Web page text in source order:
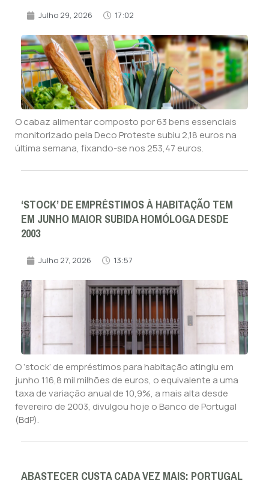
Julho 29, 2026 17:02
O cabaz alimentar composto por 63 bens essenciais
monitorizado pela Deco Proteste subiu 2,18 euros na
última semana, fixando-se nos 253,47 euros.
‘STOCK’ DE EMPRÉSTIMOS À HABITAÇÃO TEM
EM JUNHO MAIOR SUBIDA HOMÓLOGA DESDE
2003
Julho 27, 2026 13:57
O ‘stock’ de empréstimos para habitação atingiu em
junho 116,8 mil milhões de euros, o equivalente a uma
taxa de variação anual de 10,9%, a mais alta desde
fevereiro de 2003, divulgou hoje o Banco de Portugal
(BdP).